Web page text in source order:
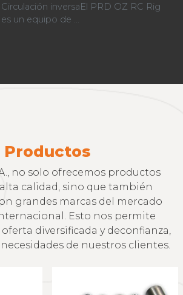
inversaEl PRD OZ RC Rig
es un equipo de ...
Productos
no solo ofrecemos productos
calidad, sino que también
grandes marcas del mercado
Esto nos permite
diversificada y deconfianza,
de nuestros clientes.